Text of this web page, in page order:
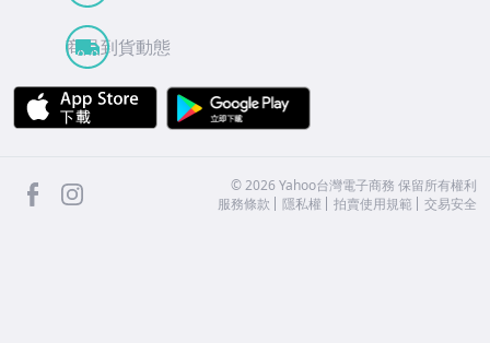
商品到貨動態
APP Store
facebook ©2026 Yahoo台灣電子商務 保留所有權利
服務條款
隱私權 拍賣使用規範 交易安全